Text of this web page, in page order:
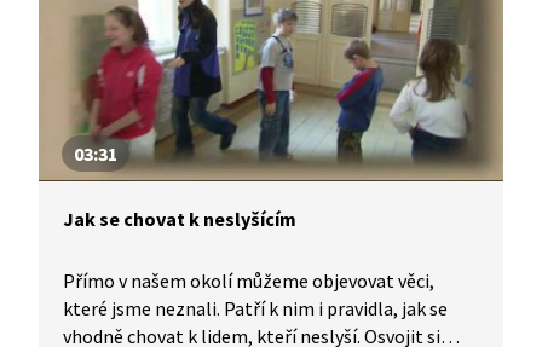
03:31
Jak se chovat k neslyšícím
Přímo v našem okolí můžeme objevovat věci,
které jsme neznali. Patří k nim i pravidla, jak se
vhodně chovat k lidem, kteří neslyší. Osvojit si